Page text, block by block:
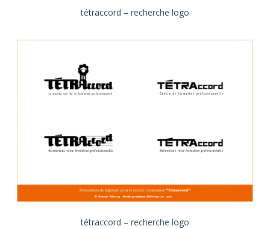
tétraccord – recherche logo
tétraccord – recherche logo